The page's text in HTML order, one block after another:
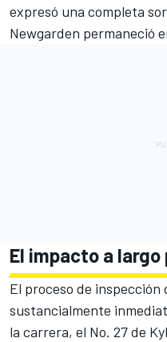
expresó una completa
Newgarden permaneció
El impacto a largo
El proceso de inspección
sustancialmente
la carrera, el No. 27 de